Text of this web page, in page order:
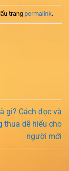
trang permalink.
gì? Cách đọc và
thua dễ hiểu cho
người mới